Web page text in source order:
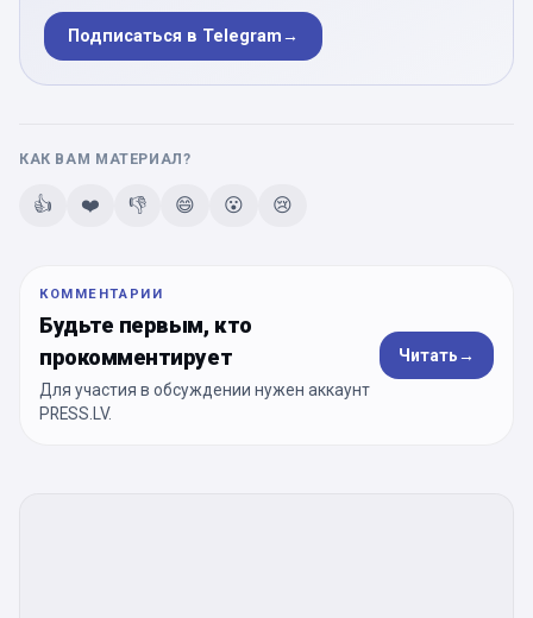
Подписаться в Telegram→
КАК ВАМ МАТЕРИАЛ?
👍 ❤️ 👎 😄 😮 😢
КОММЕНТАРИИ
Будьте первым, кто
прокомментирует
Для участия в обсуждении нужен аккаунт
PRESS.LV.
Читать→